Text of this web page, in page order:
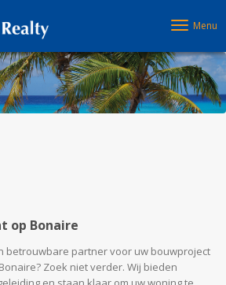
Menu
op Bonaire
betrouwbare partner voor uw bouwproject
Zoek niet verder. Wij bieden